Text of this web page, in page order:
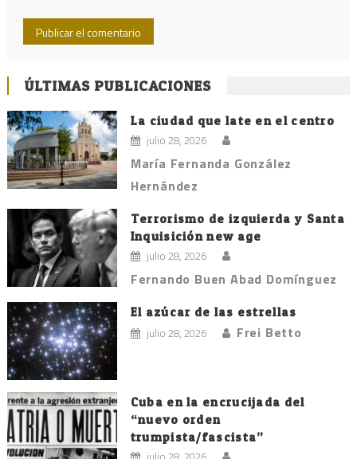
ÚLTIMAS PUBLICACIONES
La ciudad que late en el centro
julio 28, 2026
María Fernanda González
Hernández
Terrorismo de izquierda y Santa
Inquisición new age
julio 28, 2026
Fernando Buen Abad Domínguez
El azúcar de las estrellas
julio 28, 2026 Frei Betto
Cuba en la encrucijada del
“nuevo orden
trumpista/fascista”